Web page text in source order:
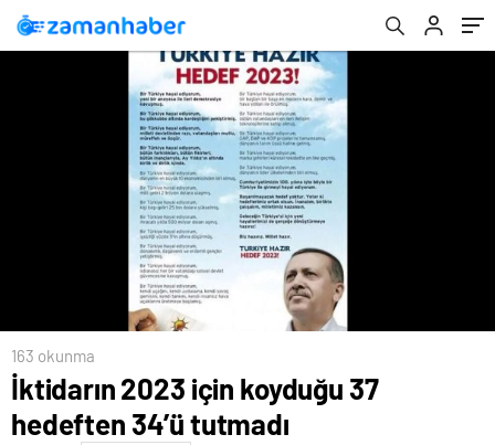
163 okunma
İktidarın 2023 için koyduğu 37
hedeften 34’ü tutmadı